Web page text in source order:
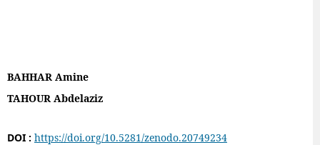
BAHHAR Amine
TAHOUR Abdelaziz
DOI : https://doi.org/10.5281/zenodo.20749234